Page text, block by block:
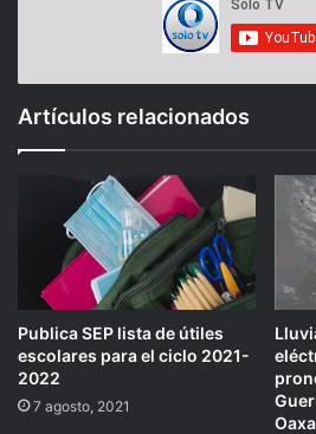
Artículos relacionados
Publica SEP lista de útiles
escolares para el ciclo 2021-
2022
7 agosto, 2021